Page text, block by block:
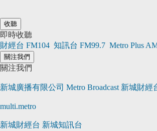
收聽
即時收聽
財經台 FM104 知訊台 FM99.7 Metro Plus
關注我們
關注我們
新城廣播有限公司 Metro Broadcast 新城財經
multi.metro
新城財經台 新城知訊台